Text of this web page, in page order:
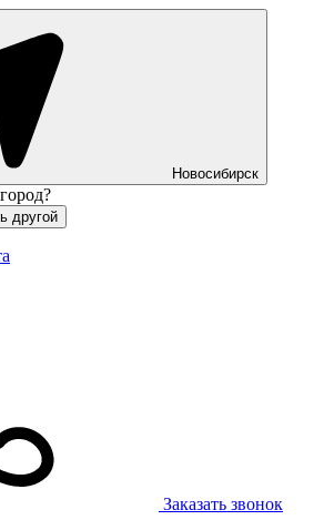
Новосибирск
Выбрать другой
Заказать звонок